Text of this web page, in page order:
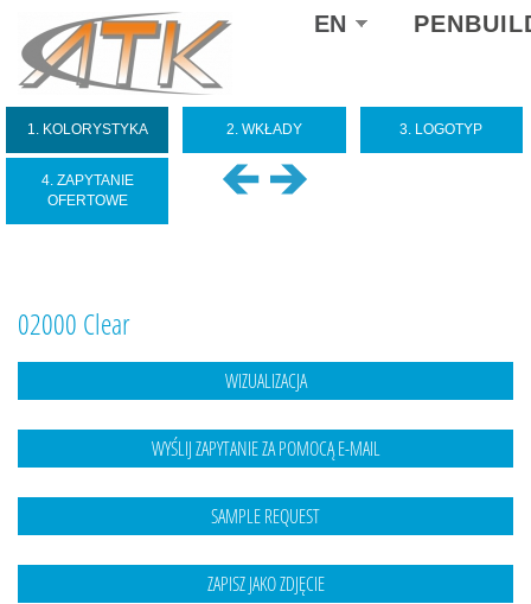
Select
yourEN
1. KOLORYSTYKA 2. WKŁADY 3. LOGOTYP
4. ZAPYTANIE
OFERTOWE
02000 Clear